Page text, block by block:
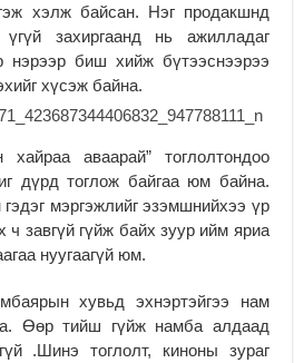
хэлж байсан. Нэг продакшнд
захиргаанд нь ажилладаг
нэрээр биш хийж бүтээснээрээ
хүсэж байна.
хайраа аваарай” тоглолтондоо
дүрд тоглож байгаа юм байна.
мэргэжлийг эзэмшнийхээ үр
ч завгүй гүйж байх зуур ийм яриа
нуугаагүй юм.
хувьд эхнэртэйгээ нам
Өөр тийш гүйж намба алдаад
.Шинэ тоглолт, киноны зураг